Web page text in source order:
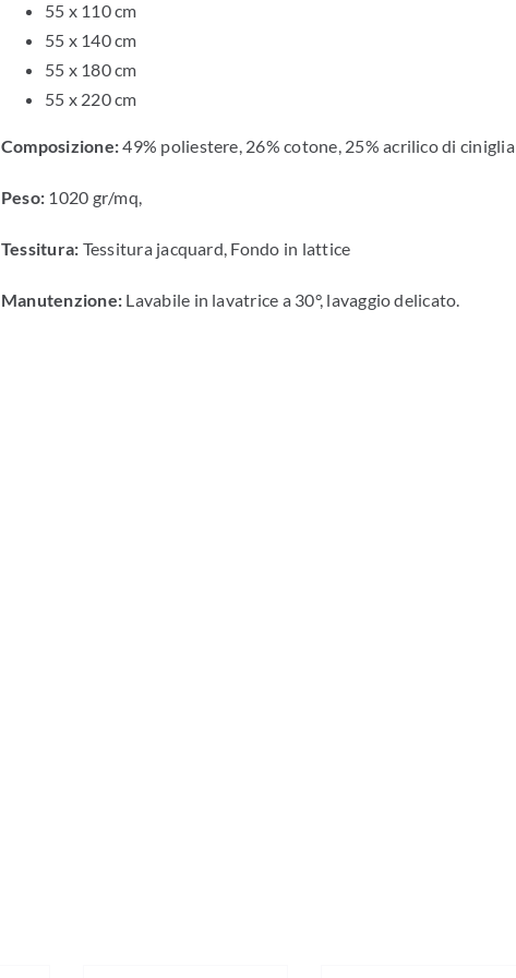
55 x 110 cm
55 x 140 cm
55 x 180 cm
55 x 220 cm
Composizione:49% poliestere, 26% cotone, 25% acrilico di ciniglia
Peso: 1020 gr/mq,
Tessitura: Tessitura jacquard, Fondo in lattice
Manutenzione: Lavabile in lavatrice a 30°, lavaggio delicato.